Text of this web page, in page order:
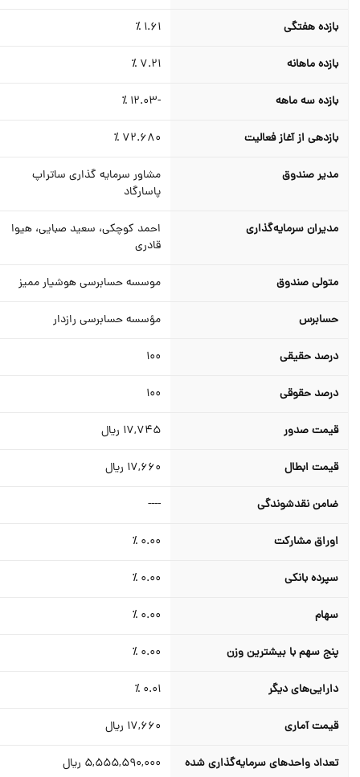
بازده هفتگی ٪
بازده ماهانه 7.21٪
بازده سه ماهه ٪
بازدهی از آغاز فعالیت 72.680٪
مدیر صندوق
مشاور سرمایه گذاری ساتراپ
پاسارگاد
مدیران سرمایه‌گذاری
احمد کوچکی، سعید صبایی، هیوا
قادری
متولی صندوق موسسه حسابرسی هوشیار ممیز
حسابرس مؤسسه حسابرسی رازدار
درصد حقیقی
درصد حقوقی
قیمت صدور 17,745ریال
قیمت ابطال 17,660ریال
ضامن نقدشوندگي
اوراق مشارکت
سپرده بانکی
سهام
پنج سهم با بیشترین وزن
دارایی‌های دیگر
قیمت آماری 17,660ریال
تعداد واحدهای سرمایه‌گذاری شده 5,555,590,000ریال